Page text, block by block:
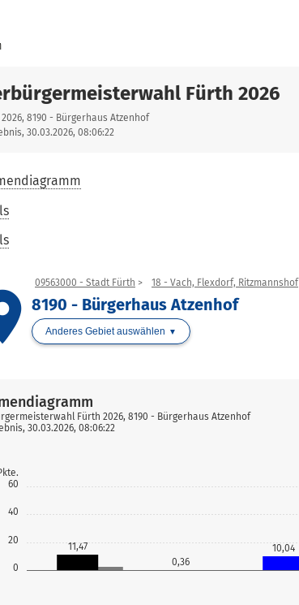
Fürth 2026
8190 - Bürgerhaus Atzenhof
30.03.2026, 08:06:22
09563000 - Stadt Fürth 18 - Vach, Flexdorf, Ritzmannshof
8190 - Bürgerhaus Atzenhof
Anderes Gebiet auswählen
0
20
40
60
11,47
0,36
10,04
Fürth 2026, 8190 - Bürgerhaus Atzenhof
30.03.2026, 08:06:22